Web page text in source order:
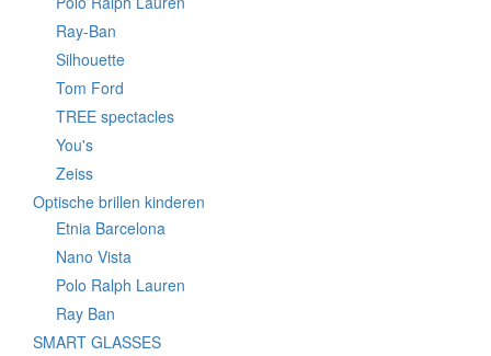
Ray-Ban
Silhouette
Tom Ford
TREE spectacles
You's
Zeiss
Optische brillen kinderen
Etnia Barcelona
Nano Vista
Polo Ralph Lauren
Ray Ban
SMART GLASSES